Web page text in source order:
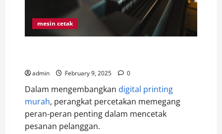
mesin cetak
admin February 9, 2025 0
Dalam mengembangkan digital printing
murah, perangkat percetakan memegang
peran-peran penting dalam mencetak
pesanan pelanggan.